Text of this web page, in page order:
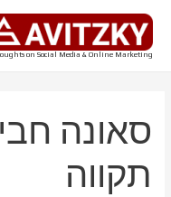
דילוג
לתוכן
on Social Media & Online Marketing
סאונה
תקווה